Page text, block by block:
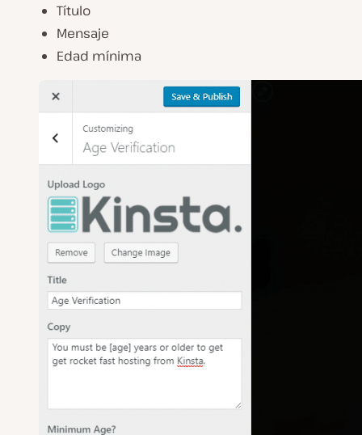
Título
Mensaje
Edad mínima